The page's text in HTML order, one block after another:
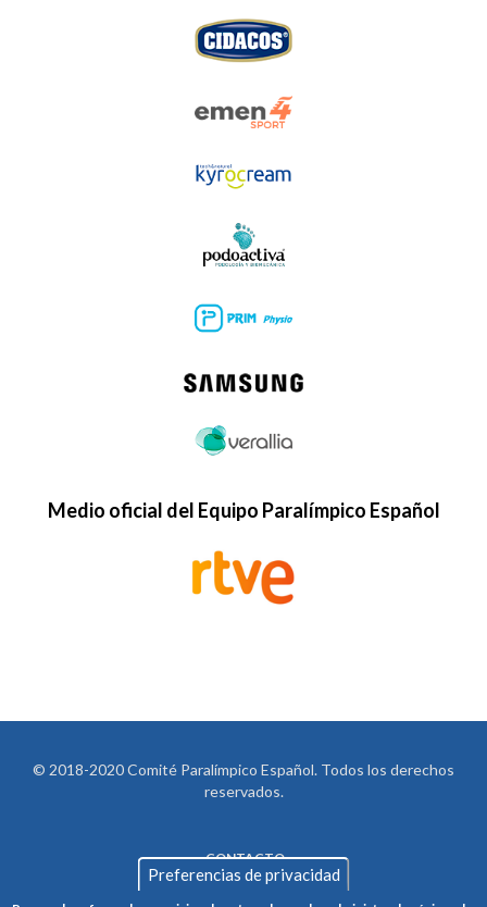
Medio oficial del Equipo Paralímpico Español
© 2018-2020 Comité Paralímpico Español. Todos los derechos
reservados.
CONTACTO
Preferencias de privacidad